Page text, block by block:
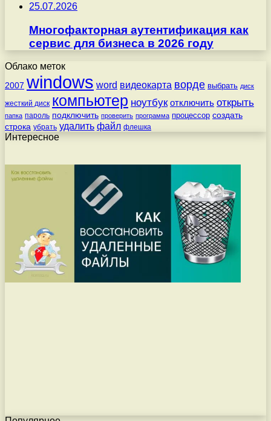
25.07.2026
Многофакторная аутентификация как
сервис для бизнеса в 2026 году
Облако меток
2007 windows word видеокарта ворде выбрать диск
жесткий диск компьютер ноутбук отключить открыть
папка пароль подключить проверить программа процессор создать
строка убрать удалить файл флешка
Интересное